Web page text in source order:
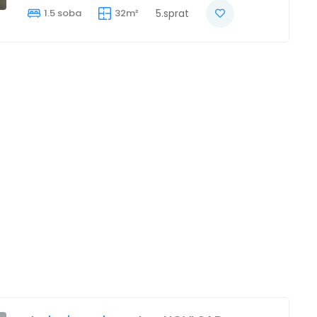
1.5 soba 32m² 5.sprat